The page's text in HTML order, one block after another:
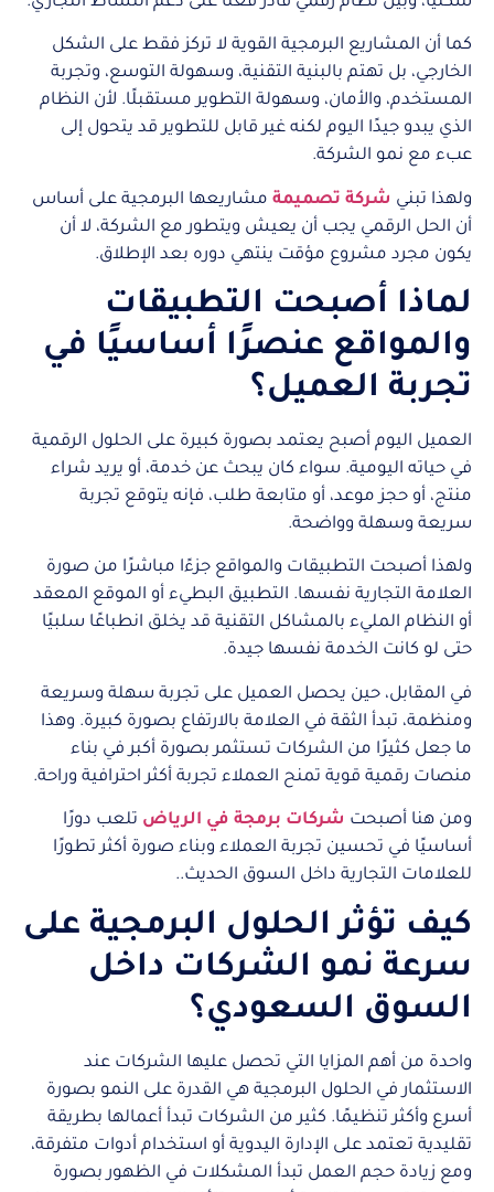
كما أن المشاريع البرمجية القوية لا تركز فقط على الشكل
الخارجي، بل تهتم بالبنية التقنية، وسهولة التوسع، وتجربة
المستخدم، والأمان، وسهولة التطوير مستقبلًا. لأن النظام
الذي يبدو جيدًا اليوم لكنه غير قابل للتطوير قد يتحول إلى
عبء مع نمو الشركة.
ولهذا تبني شركة تصميمة مشاريعها البرمجية على أساس
أن الحل الرقمي يجب أن يعيش ويتطور مع الشركة، لا أن
يكون مجرد مشروع مؤقت ينتهي دوره بعد الإطلاق.
لماذا أصبحت التطبيقات
والمواقع عنصرًا أساسيًا في
تجربة العميل؟
العميل اليوم أصبح يعتمد بصورة كبيرة على الحلول الرقمية
في حياته اليومية. سواء كان يبحث عن خدمة، أو يريد شراء
منتج، أو حجز موعد، أو متابعة طلب، فإنه يتوقع تجربة
سريعة وسهلة وواضحة.
ولهذا أصبحت التطبيقات والمواقع جزءًا مباشرًا من صورة
العلامة التجارية نفسها. التطبيق البطيء أو الموقع المعقد
أو النظام المليء بالمشاكل التقنية قد يخلق انطباعًا سلبيًا
حتى لو كانت الخدمة نفسها جيدة.
في المقابل، حين يحصل العميل على تجربة سهلة وسريعة
ومنظمة، تبدأ الثقة في العلامة بالارتفاع بصورة كبيرة. وهذا
ما جعل كثيرًا من الشركات تستثمر بصورة أكبر في بناء
منصات رقمية قوية تمنح العملاء تجربة أكثر احترافية وراحة.
ومن هنا أصبحت شركات برمجة في الرياض تلعب دورًا
أساسيًا في تحسين تجربة العملاء وبناء صورة أكثر تطورًا
للعلامات التجارية داخل السوق الحديث..
كيف تؤثر الحلول البرمجية على
سرعة نمو الشركات داخل
السوق السعودي؟
واحدة من أهم المزايا التي تحصل عليها الشركات عند
الاستثمار في الحلول البرمجية هي القدرة على النمو بصورة
أسرع وأكثر تنظيمًا. كثير من الشركات تبدأ أعمالها بطريقة
تقليدية تعتمد على الإدارة اليدوية أو استخدام أدوات متفرقة،
ومع زيادة حجم العمل تبدأ المشكلات في الظهور بصورة